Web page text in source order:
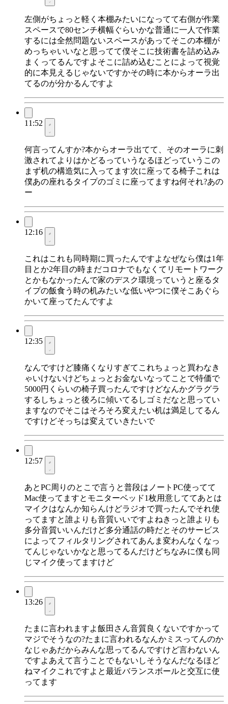
左側がちょっと軽く本棚みたいになってて右側が作業
スペースで80センチ横幅ぐらいかな普通に一人で作業
するには全然問題ないスペースがあってそこの本棚が
めっちゃいいなと思ってて僕そこに技術書を詰め込み
まくってるんですよそこに詰め込むことによって視覚
的に本見えるじゃないですかその時に本からオーラ出
てるのが分かるんですよ
11:52
何言ってんすか?本からオーラ出てて、そのオーラに刺
激されてよりはかどるっていうなるほどっていうこの
まず机の構造気に入ってます次に座ってる椅子これは
僕あの座れるタイプのゴミに座ってますね何それ?あの
ー
12:16
これはこれも同時期に買ったんですよなぜなら僕は1年
目とか2年目の時まだコロナでもなくてリモートワーク
とかもなかったんで家のデスク環境っていうと座るタ
イプの飯食う時の机みたいな低いやつに僕そこあぐら
かいて座ってたんですよ
12:35
なんですけど膝痛くなりすぎてこれちょっと買わなき
ゃいけないけどちょっとお金ないなってことで特価で
5000円くらいの椅子買ったんですけどなんかグラグラ
するしちょっと後ろに傾いてるしゴミだなと思ってい
ますなのでそこはそろそろ変えたい机は満足してるん
ですけどそっちは変えていきたいで
12:57
あとPC周りのとこで言うと普段はノートPC使ってて
Mac使ってますとモニターベッド1枚用意しててあとは
マイクはなんか知らんけどラジオで買ったんでそれ使
ってますと誰よりも音質いいですよねきっと誰よりも
多分音質いいんだけど多分通話の時だとそのサービス
によってフィルタリングされてあんま変わんなくなっ
てんじゃないかなと思ってるんだけどちなみに僕も同
じマイク使ってますけど
13:26
たまに言われますよ飯田さん音質良くないですかって
マジでそうなの?たまに言われるなんかミスってんのか
なじゃあだからみんな思ってるんですけど言わないん
ですよあえて言うことでもないしそうなんだなるほど
ねマイクこれですよと最近バランスボールと交互に使
ってます